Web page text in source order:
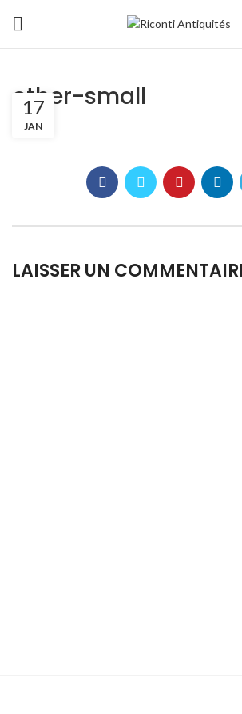
other-small
17
JAN
LAISSER UN